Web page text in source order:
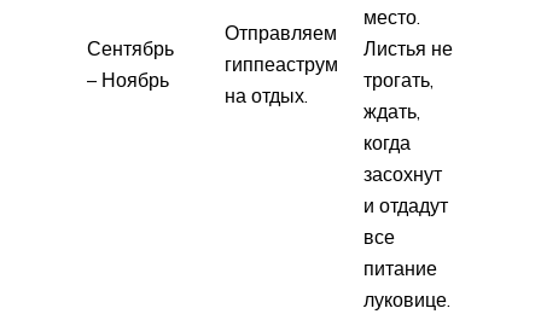
Сентябрь
– Ноябрь
Отправляем
гиппеаструм
на отдых.
место.
Листья не
трогать,
ждать,
когда
засохнут
и отдадут
все
питание
луковице.